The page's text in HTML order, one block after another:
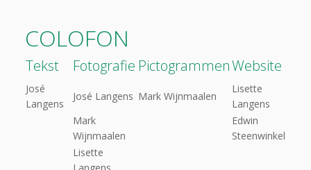
COLOFON
Tekst Fotografie PictogrammenWebsite
José
Langens
José Langens Mark Wijnmaalen
Lisette
Langens
Mark
Wijnmaalen
Edwin
Steenwinkel
Lisette